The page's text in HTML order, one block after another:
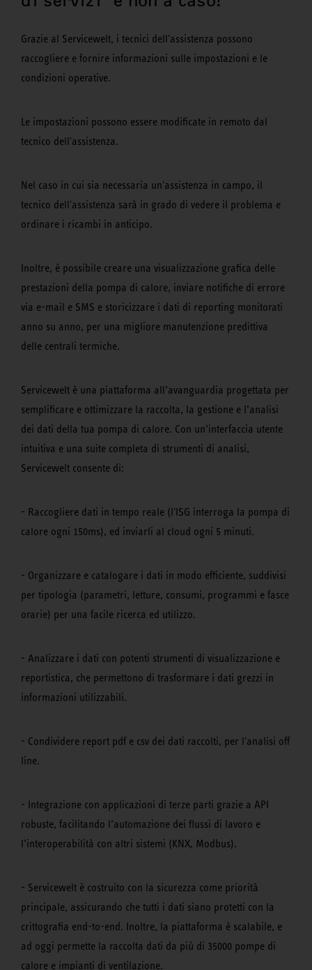
Grazie al Servicewelt, i tecnici dell'assistenza possono
raccogliere e fornire informazioni sulle impostazioni e le
condizioni operative.
Le impostazioni possono essere modificate in remoto dal
tecnico dell'assistenza.
Nel caso in cui sia necessaria un'assistenza in campo, il
tecnico dell'assistenza sarà in grado di vedere il problema e
ordinare i ricambi in anticipo.
Inoltre, è possibile creare una visualizzazione grafica delle
prestazioni della pompa di calore, inviare notifiche di errore
via e-mail e SMS e storicizzare i dati di reporting monitorati
anno su anno, per una migliore manutenzione predittiva
delle centrali termiche.
Servicewelt è una piattaforma all’avanguardia progettata per
semplificare e ottimizzare la raccolta, la gestione e l’analisi
dei dati della tua pompa di calore. Con un’interfaccia utente
intuitiva e una suite completa di strumenti di analisi,
Servicewelt consente di:
- Raccogliere dati in tempo reale (l'ISG interroga la pompa di
calore ogni 150ms), ed inviarli al cloud ogni 5 minuti.
- Organizzare e catalogare i dati in modo efficiente, suddivisi
per tipologia (parametri, letture, consumi, programmi e fasce
orarie) per una facile ricerca ed utilizzo.
- Analizzare i dati con potenti strumenti di visualizzazione e
reportistica, che permettono di trasformare i dati grezzi in
informazioni utilizzabili.
- Condividere report pdf e csv dei dati raccolti, per l'analisi off
line.
- Integrazione con applicazioni di terze parti grazie a API
robuste, facilitando l’automazione dei flussi di lavoro e
l’interoperabilità con altri sistemi (KNX, Modbus).
- Servicewelt è costruito con la sicurezza come priorità
principale, assicurando che tutti i dati siano protetti con la
crittografia end-to-end. Inoltre, la piattaforma è scalabile, e
ad oggi permette la raccolta dati da più di 35000 pompe di
calore e impianti di ventilazione.